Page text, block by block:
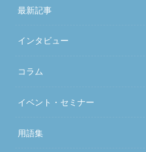
最新記事
インタビュー
コラム
イベント・セミナー
用語集